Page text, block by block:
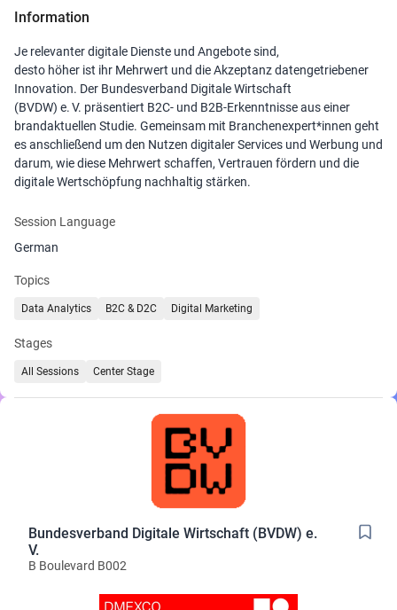
Information
Je relevanter digitale Dienste und Angebote sind,
desto höher ist ihr Mehrwert und die Akzeptanz datengetriebener
Innovation. Der Bundesverband Digitale Wirtschaft
(BVDW) e. V. präsentiert B2C- und B2B-Erkenntnisse aus einer
brandaktuellen Studie. Gemeinsam mit Branchenexpert*innen geht
es anschließend um den Nutzen digitaler Services und Werbung und
darum, wie diese Mehrwert schaffen, Vertrauen fördern und die
digitale Wertschöpfung nachhaltig stärken.
Session Language
German
Topics
Data Analytics B2C & D2C Digital Marketing
Stages
All Sessions Center Stage
Bundesverband Digitale Wirtschaft (BVDW) e.
V.
B Boulevard B002